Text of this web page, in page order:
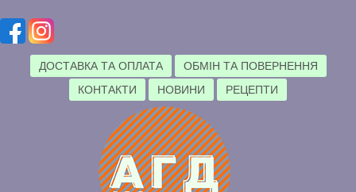
ДОСТАВКА ТА ОПЛАТА
ОБМІН ТА ПОВЕРНЕННЯ
КОНТАКТИ
НОВИНИ РЕЦЕПТИ